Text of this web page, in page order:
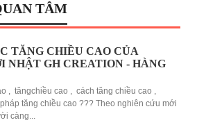
TÂM
TĂNG CHIỀU CAO CỦA
NHẬT GH CREATION - HÀNG
, tăngchiều cao , cách tăng chiều cao ,
tăng chiều cao ??? Theo nghiên cứu mới
càng...